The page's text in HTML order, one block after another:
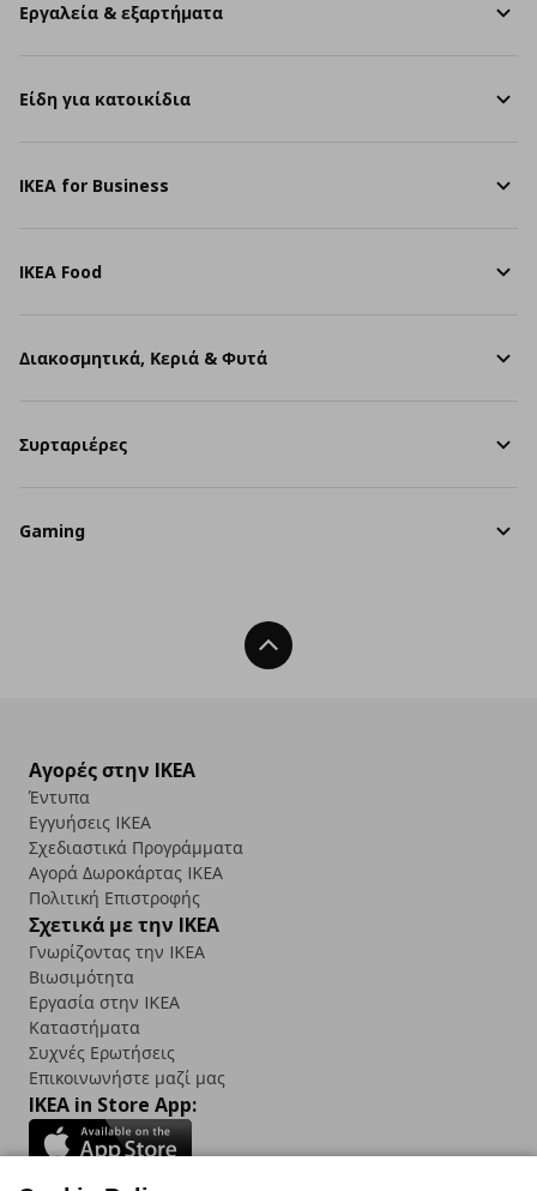
Εργαλεία & εξαρτήματα
Είδη για κατοικίδια
IKEA for Business
IKEA Food
Διακοσμητικά, Κεριά & Φυτά
Συρταριέρες
Gaming
Back To Top
Αγορές στην IKEA
Έντυπα
Εγγυήσεις IKEA
Σχεδιαστικά Προγράμματα
Αγορά Δωρoκάρτας IKEA
Πολιτική Επιστροφής
Σχετικά με την IKEA
Γνωρίζοντας την IKEA
Βιωσιμότητα
Εργασία στην IKEA
Καταστήματα
Συχνές Ερωτήσεις
Επικοινωνήστε μαζί μας
IKEA in Store App: